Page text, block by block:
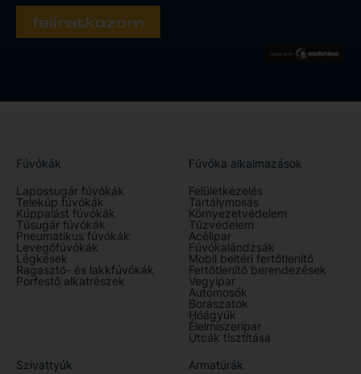
Fúvókák
Lapossugár fúvókák
Telekúp fúvókák
Kúppalást fúvókák
Tűsugár fúvókák
Pneumatikus fúvókák
Levegőfúvókák
Légkések
Ragasztó- és lakkfúvókák
Porfestő alkatrészek
Fúvóka alkalmazások
Felületkezelés
Tartálymosás
Környezetvédelem
Tűzvédelem
Acélipar
Fúvókalándzsák
Mobil beltéri fertőtlenítő
Fertőtlenítő berendezések
Vegyipar
Autómosók
Borászatok
Hóágyúk
Élelmiszeripar
Utcák tisztítása
Szivattyúk
Armatúrák